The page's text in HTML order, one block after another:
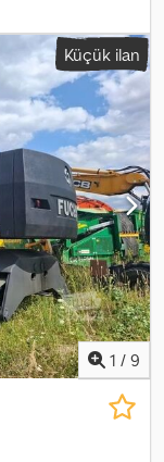
, Atlas 250MH Blue /
veriler Ağırlık:
ayağı İki sürüş
eğim
Kamera
ve görsel durumu
Küçük ilan
1 / 9